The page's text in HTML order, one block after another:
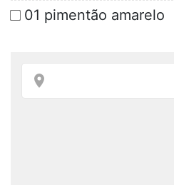
01 pimentão amarelo